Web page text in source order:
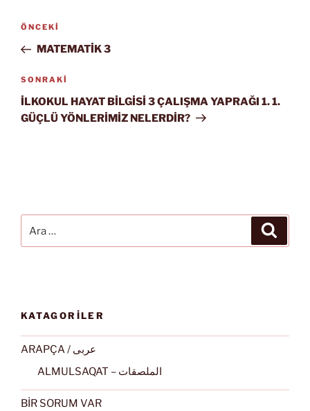
Yazı
Önceki
Yazı
ÖNCEKI
MATEMATİK 3
Sonraki
Yazı
SONRAKI
İLKOKUL HAYAT BİLGİSİ 3 ÇALIŞMA YAPRAĞI 1. 1.
GÜÇLÜ YÖNLERİMİZ NELERDİR?
KATAGORİLER
ARAPÇA / عربى
ALMULSAQAT – الملصقات
BİR SORUM VAR